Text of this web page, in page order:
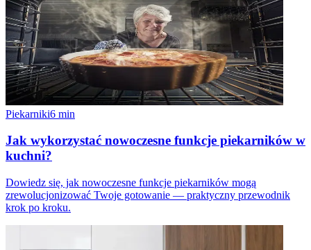
Piekarniki6 min
Jak wykorzystać nowoczesne funkcje piekarników w
kuchni?
Dowiedz się, jak nowoczesne funkcje piekarników mogą
zrewolucjonizować Twoje gotowanie — praktyczny przewodnik
krok po kroku.